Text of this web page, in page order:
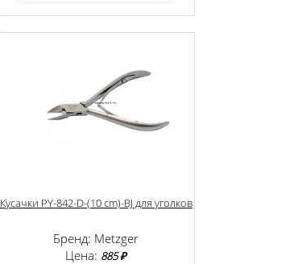
Кусачки PY-842-D-(10 cm)-BJ для уголков
Бренд: Metzger
Цена: 885 ₽